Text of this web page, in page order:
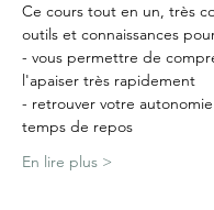
Ce cours tout en un, très
outils et connaissances
- vous permettre de
l'apaiser très rapidement
- retrouver votre
temps de repos
En lire plus >